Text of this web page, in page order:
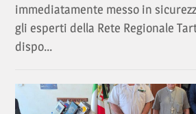
immediatamente messo in
gli esperti della Rete Regionale
dispo...